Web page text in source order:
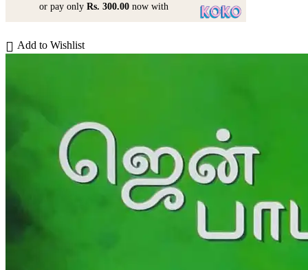
or pay only Rs. 300.00 now with
Add to Wishlist